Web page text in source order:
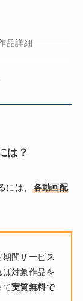
品詳細
は？
には、
各動画配
間サービス
対象作品を
て実質無料で